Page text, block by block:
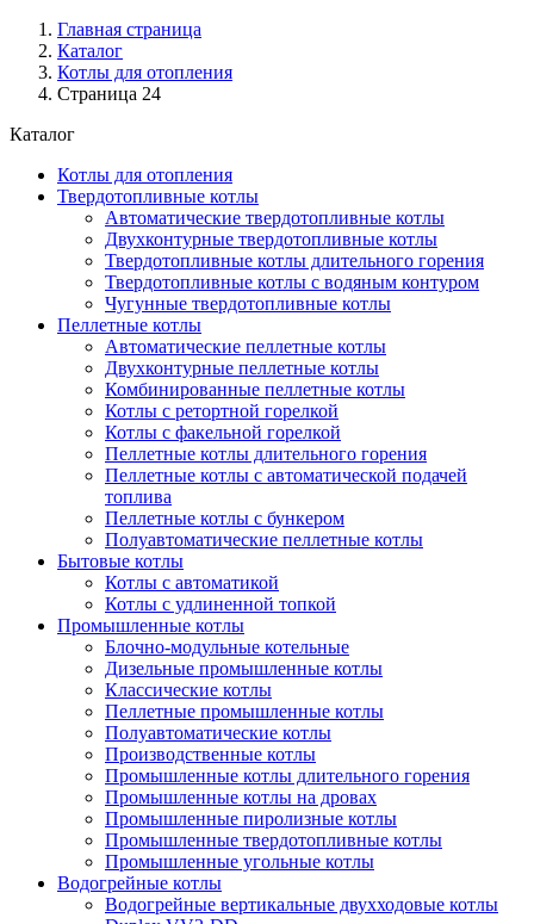
Главная страница
Каталог
Котлы для отопления
Страница 24
Каталог
Котлы для отопления
Твердотопливные котлы
Автоматические твердотопливные котлы
Двухконтурные твердотопливные котлы
Твердотопливные котлы длительного горения
Твердотопливные котлы с водяным контуром
Чугунные твердотопливные котлы
Пеллетные котлы
Автоматические пеллетные котлы
Двухконтурные пеллетные котлы
Комбинированные пеллетные котлы
Котлы с ретортной горелкой
Котлы с факельной горелкой
Пеллетные котлы длительного горения
Пеллетные котлы с автоматической подачей
топлива
Пеллетные котлы с бункером
Полуавтоматические пеллетные котлы
Бытовые котлы
Котлы с автоматикой
Котлы с удлиненной топкой
Промышленные котлы
Блочно-модульные котельные
Дизельные промышленные котлы
Классические котлы
Пеллетные промышленные котлы
Полуавтоматические котлы
Производственные котлы
Промышленные котлы длительного горения
Промышленные котлы на дровах
Промышленные пиролизные котлы
Промышленные твердотопливные котлы
Промышленные угольные котлы
Водогрейные котлы
Водогрейные вертикальные двухходовые котлы